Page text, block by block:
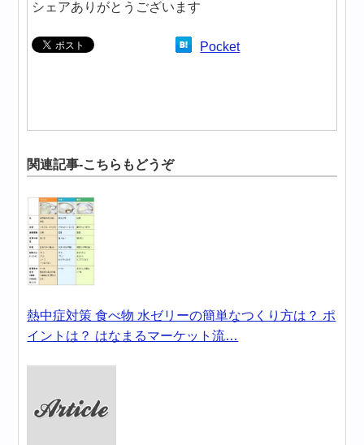
シェアありがとうございます
Pocket
関連記事-こちらもどうぞ
熱中症対策 食べ物 水ゼリーの簡単なつくり方は？ ポ
イントは？ はなまるマーケット流…